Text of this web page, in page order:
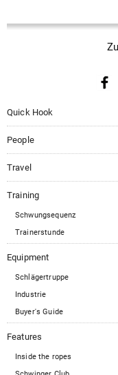
Quick Hook
People
Travel
Training
Schwungsequenz
Trainerstunde
Equipment
Schlägertruppe
Industrie
Buyer's Guide
Features
Inside the ropes